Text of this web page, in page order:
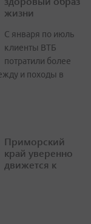
жизни
С января по июль
клиенты ВТБ
потратили более
и походы в
Приморский
край уверенно
движется к